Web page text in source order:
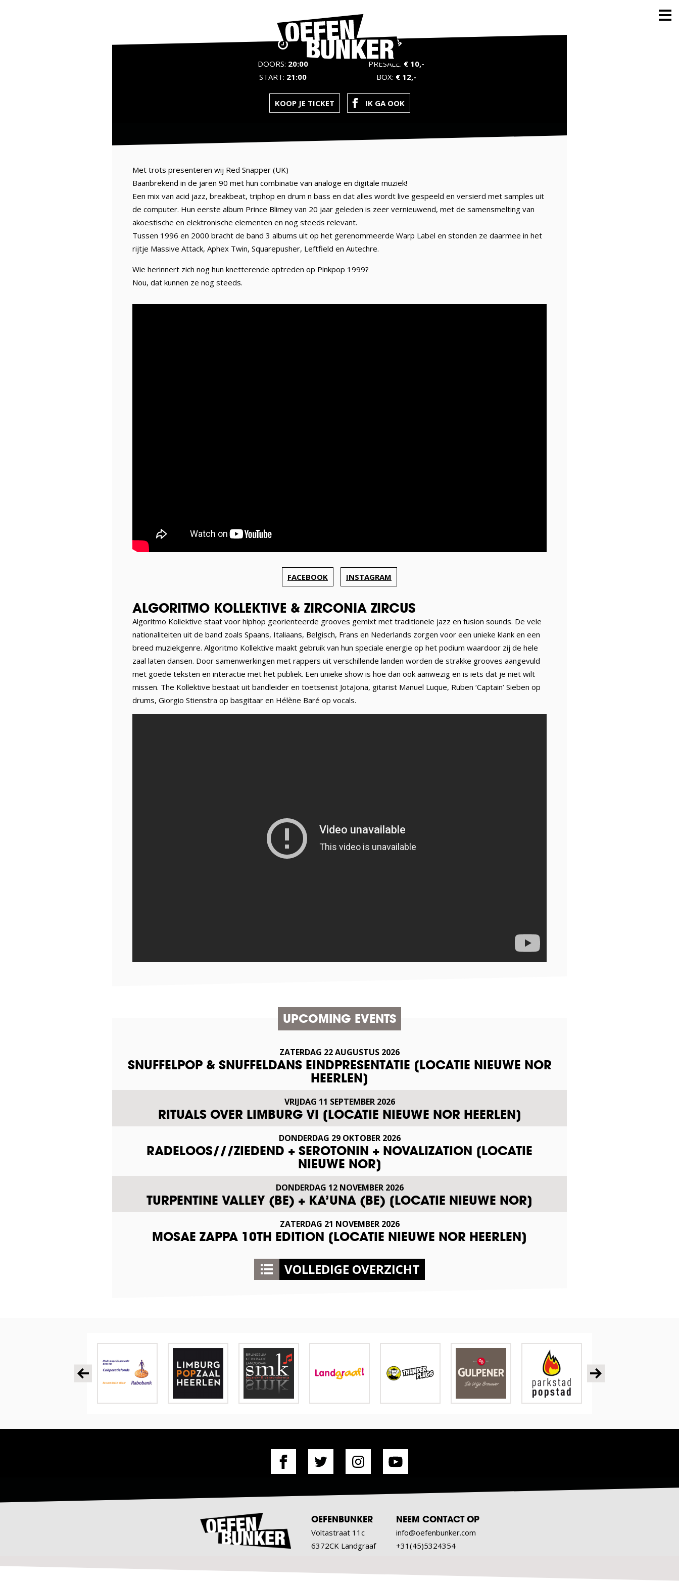
DOORS: 20:00
START: 21:00
PRESALE: € 10,-
BOX: € 12,-
KOOP JE TICKET IK GA OOK
Met trots presenteren wij Red Snapper (UK)
Baanbrekend in de jaren 90 met hun combinatie van analoge en digitale muziek!
Een mix van acid jazz, breakbeat, triphop en drum n bass en dat alles wordt live gespeeld en versierd met samples uit
de computer. Hun eerste album Prince Blimey van 20 jaar geleden is zeer vernieuwend, met de samensmelting van
akoestische en elektronische elementen en nog steeds relevant.
Tussen 1996 en 2000 bracht de band 3 albums uit op het gerenommeerde Warp Label en stonden ze daarmee in het
rijtje Massive Attack, Aphex Twin, Squarepusher, Leftfield en Autechre.
Wie herinnert zich nog hun knetterende optreden op Pinkpop 1999?
Nou, dat kunnen ze nog steeds.
FACEBOOK INSTAGRAM
ALGORITMO KOLLEKTIVE & ZIRCONIA ZIRCUS
Algoritmo Kollektive staat voor hiphop georienteerde grooves gemixt met traditionele jazz en fusion sounds. De vele
nationaliteiten uit de band zoals Spaans, Italiaans, Belgisch, Frans en Nederlands zorgen voor een unieke klank en een
breed muziekgenre. Algoritmo Kollektive maakt gebruik van hun speciale energie op het podium waardoor zij de hele
zaal laten dansen. Door samenwerkingen met rappers uit verschillende landen worden de strakke grooves aangevuld
met goede teksten en interactie met het publiek. Een unieke show is hoe dan ook aanwezig en is iets dat je niet wilt
missen. The Kollektive bestaat uit bandleider en toetsenist JotaJona, gitarist Manuel Luque, Ruben ‘Captain’ Sieben op
drums, Giorgio Stienstra op basgitaar en Hélène Baré op vocals.
UPCOMING EVENTS
ZATERDAG 22AUGUSTUS 2026
SNUFFELPOP & SNUFFELDANS EINDPRESENTATIE [LOCATIE NIEUWE NOR
HEERLEN]
VRIJDAG 11 SEPTEMBER 2026
RITUALS OVER LIMBURG VI [LOCATIE NIEUWE NOR HEERLEN]
DONDERDAG 29 OKTOBER 2026
RADELOOS///ZIEDEND + SEROTONIN + NOVALIZATION [LOCATIE
NIEUWE NOR]
DONDERDAG 12 NOVEMBER 2026
TURPENTINE VALLEY (BE) + KA’UNA (BE) [LOCATIE NIEUWE NOR]
ZATERDAG 21 NOVEMBER 2026
MOSAE ZAPPA 10TH EDITION [LOCATIE NIEUWE NOR HEERLEN]
VOLLEDIGE OVERZICHT
OEFENBUNKER
Voltastraat 11c
6372CK Landgraaf
NEEM CONTACT OP
info@oefenbunker.com
+31(45)5324354